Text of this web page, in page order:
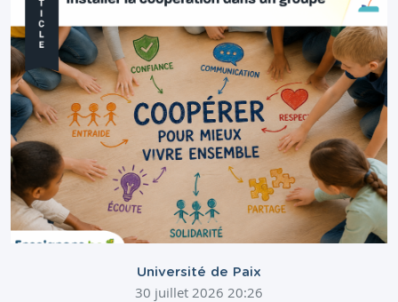
Université de Paix
30 juillet 2026 20:26